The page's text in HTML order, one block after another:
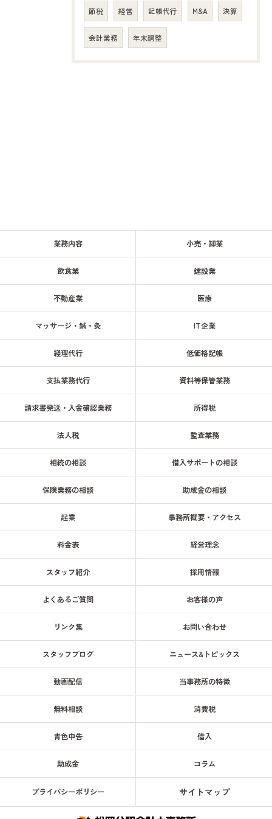
節税 経営 記帳代行 M&A 決算
会計業務 年末調整
業務内容 小売・卸業
飲食業 建設業
不動産業 医療
マッサージ・鍼・灸 IT企業
経理代行 低価格記帳
支払業務代行 資料等保管業務
請求書発送・入金確認業務 所得税
法人税 監査業務
相続の相談 借入サポートの相談
保険業務の相談 助成金の相談
起業 事務所概要・アクセス
料金表 経営理念
スタッフ紹介 採用情報
よくあるご質問 お客様の声
リンク集 お問い合わせ
スタッフブログ ニュース&トピックス
動画配信 当事務所の特徴
無料相談 消費税
青色申告 借入
助成金 コラム
プライバシーポリシー サイトマップ